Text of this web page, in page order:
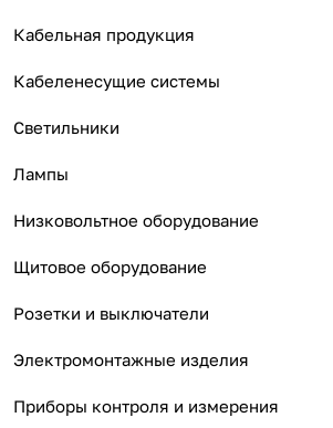
Кабельная продукция
Кабеленесущие системы
Светильники
Лампы
Низковольтное оборудование
Щитовое оборудование
Розетки и выключатели
Электромонтажные изделия
Приборы контроля и измерения